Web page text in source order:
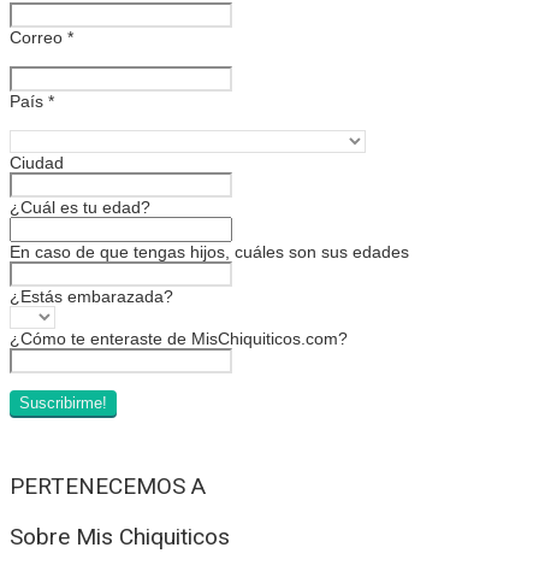
Correo *
País *
Ciudad
¿Cuál es tu edad?
En caso de que tengas hijos, cuáles son sus edades
¿Estás embarazada?
¿Cómo te enteraste de MisChiquiticos.com?
PERTENECEMOS A
Sobre Mis Chiquiticos